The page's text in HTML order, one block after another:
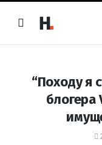
“Походу я
блогера